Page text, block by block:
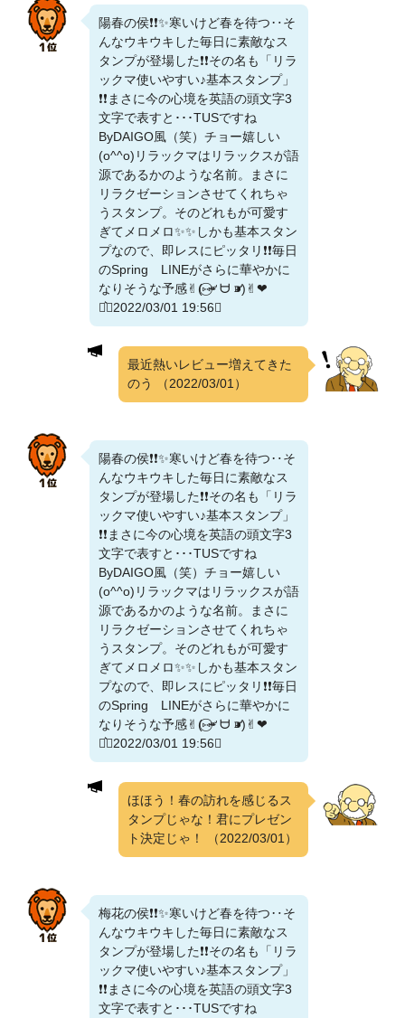
陽春の侯❗❗✨寒いけど春を待つ‥そ
んなウキウキした毎日に素敵なス
タンプが登場した❗❗その名も「リラ
ックマ使いやすい♪基本スタンプ」
❗❗まさに今の心境を英語の頭文字3
文字で表すと･･･TUSですね
ByDAIGO風（笑）チョー嬉しい
(o^^o)リラックマはリラックスが語
源であるかのような名前。まさに
リラクゼーションさせてくれちゃ
うスタンプ。そのどれもが可愛す
ぎてメロメロ✨✨しかも基本スタン
プなので、即レスにピッタリ❗❗毎日
のSpring LINEがさらに華やかに
なりそうな予感✌︎(‎⑅⃝⁍̴̛ ᗨ ⁍̴̛)✌︎‬‪︎❤︎‪︎
⋆͛（2022/03/01 19:56）
最近熱いレビュー増えてきた
のう
（2022/03/01）
陽春の侯❗❗✨寒いけど春を待つ‥そ
んなウキウキした毎日に素敵なス
タンプが登場した❗❗その名も「リラ
ックマ使いやすい♪基本スタンプ」
❗❗まさに今の心境を英語の頭文字3
文字で表すと･･･TUSですね
ByDAIGO風（笑）チョー嬉しい
(o^^o)リラックマはリラックスが語
源であるかのような名前。まさに
リラクゼーションさせてくれちゃ
うスタンプ。そのどれもが可愛す
ぎてメロメロ✨✨しかも基本スタン
プなので、即レスにピッタリ❗❗毎日
のSpring LINEがさらに華やかに
なりそうな予感✌︎(‎⑅⃝⁍̴̛ ᗨ ⁍̴̛)✌︎‬‪︎❤︎‪︎
⋆͛（2022/03/01 19:56）
ほほう！春の訪れを感じるス
タンプじゃな！君にプレゼン
ト決定じゃ！
（2022/03/01）
梅花の侯❗❗✨寒いけど春を待つ‥そ
んなウキウキした毎日に素敵なス
タンプが登場した❗❗その名も「リラ
ックマ使いやすい♪基本スタンプ」
❗❗まさに今の心境を英語の頭文字3
文字で表すと･･･TUSですね